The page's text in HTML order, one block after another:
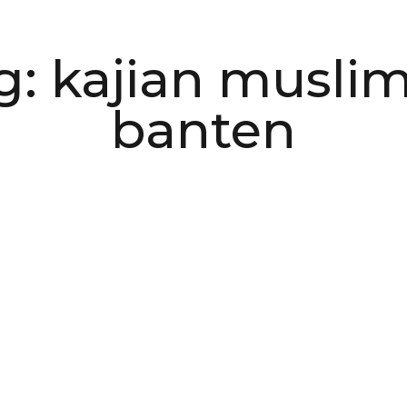
kajian
banten